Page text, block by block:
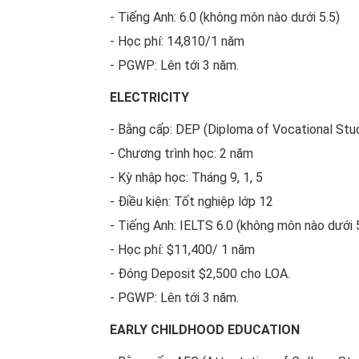
- Tiếng Anh: 6.0 (không môn nào dưới 5.5)
- Học phí: 14,810/1 năm
- PGWP: Lên tới 3 năm.
ELECTRICITY
- Bằng cấp: DEP (Diploma of Vocational
- Chương trình học: 2 năm
- Kỳ nhập học: Tháng 9, 1, 5
- Điều kiện: Tốt nghiệp lớp 12
- Tiếng Anh: IELTS 6.0 (không môn nào dưới
- Học phí: $11,400/ 1 năm
- Đóng Deposit $2,500 cho LOA.
- PGWP: Lên tới 3 năm.
EARLY CHILDHOOD EDUCATION